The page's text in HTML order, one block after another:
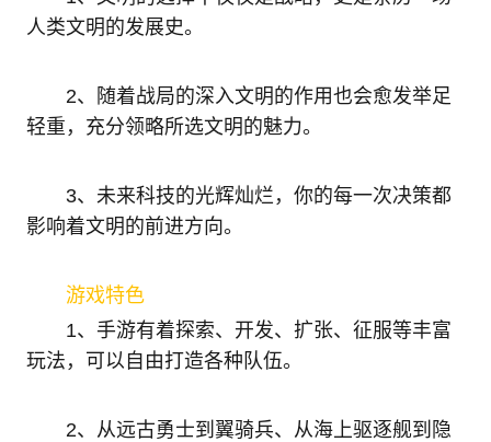
人类文明的发展史。
2、随着战局的深入文明的作用也会愈发举足
轻重，充分领略所选文明的魅力。
3、未来科技的光辉灿烂，你的每一次决策都
影响着文明的前进方向。
游戏特色
1、手游有着探索、开发、扩张、征服等丰富
玩法，可以自由打造各种队伍。
2、从远古勇士到翼骑兵、从海上驱逐舰到隐